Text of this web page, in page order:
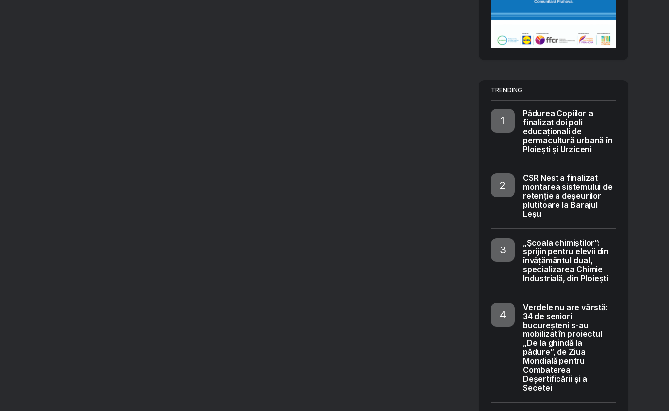
TRENDING
Pădurea Copiilor a
finalizat doi poli
educaționali de
permacultură urbană în
Ploiești și Urziceni
CSR Nest a finalizat
montarea sistemului de
retenție a deșeurilor
plutitoare la Barajul
Leșu
„Școala chimiștilor”:
sprijin pentru elevii din
învățământul dual,
specializarea Chimie
Industrială, din Ploiești
Verdele nu are vârstă:
34 de seniori
bucureșteni s-au
mobilizat în proiectul
„De la ghindă la
pădure”, de Ziua
Mondială pentru
Combaterea
Deșertificării și a
Secetei